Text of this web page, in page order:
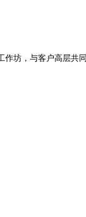
坊，与客户高层共